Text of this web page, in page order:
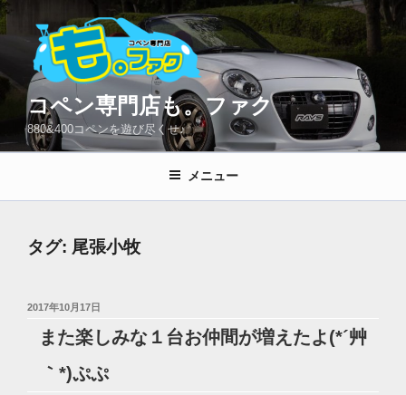
コ
ン
ン
ス
プ
コペン専門店も。ファク
880&400コペンを遊び尽くせ♪
メニュー
タグ: 尾張小牧
投
2017年10月17日
また楽しみな１台お仲間が増えたよ(*´艸
｀*)ぷぷ